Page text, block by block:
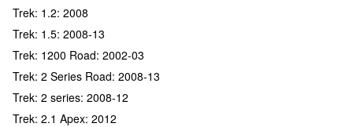
Trek: 1.2: 2008
Trek: 1.5: 2008-13
Trek: 1200 Road: 2002-03
Trek: 2 Series Road: 2008-13
Trek: 2 series: 2008-12
Trek: 2.1 Apex: 2012